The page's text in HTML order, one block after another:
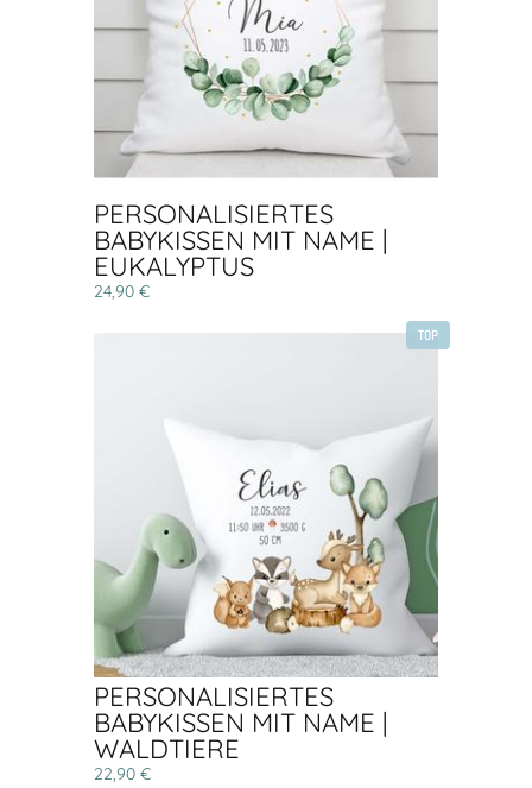
PERSONALISIERTES
BABYKISSEN MIT NAME |
EUKALYPTUS
24,90 €
TOP
PERSONALISIERTES
BABYKISSEN MIT NAME |
WALDTIERE
22,90 €